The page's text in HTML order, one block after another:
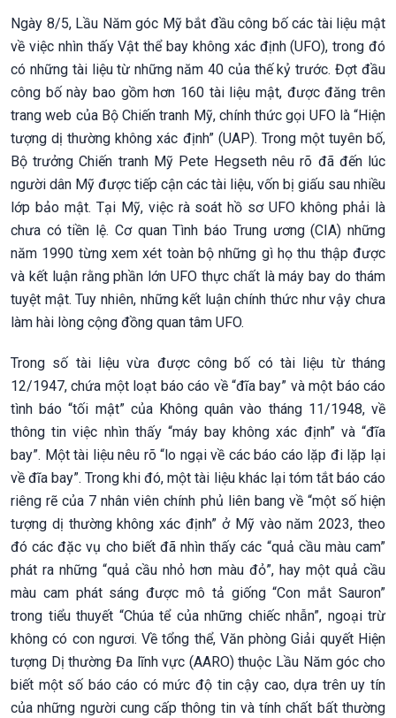
Ngày 8/5, Lầu Năm góc Mỹ bắt đầu công bố các tài liệu mật
về việc nhìn thấy Vật thể bay không xác định (UFO), trong đó
có những tài liệu từ những năm 40 của thế kỷ trước. Đợt đầu
công bố này bao gồm hơn 160 tài liệu mật, được đăng trên
trang web của Bộ Chiến tranh Mỹ, chính thức gọi UFO là “Hiện
tượng dị thường không xác định” (UAP). Trong một tuyên bố,
Bộ trưởng Chiến tranh Mỹ Pete Hegseth nêu rõ đã đến lúc
người dân Mỹ được tiếp cận các tài liệu, vốn bị giấu sau nhiều
lớp bảo mật. Tại Mỹ, việc rà soát hồ sơ UFO không phải là
chưa có tiền lệ. Cơ quan Tình báo Trung ương (CIA) những
năm 1990 từng xem xét toàn bộ những gì họ thu thập được
và kết luận rằng phần lớn UFO thực chất là máy bay do thám
tuyệt mật. Tuy nhiên, những kết luận chính thức như vậy chưa
làm hài lòng cộng đồng quan tâm UFO.
Trong số tài liệu vừa được công bố có tài liệu từ tháng
12/1947, chứa một loạt báo cáo về “đĩa bay” và một báo cáo
tình báo “tối mật” của Không quân vào tháng 11/1948, về
thông tin việc nhìn thấy “máy bay không xác định” và “đĩa
bay”. Một tài liệu nêu rõ “lo ngại về các báo cáo lặp đi lặp lại
về đĩa bay”. Trong khi đó, một tài liệu khác lại tóm tắt báo cáo
riêng rẽ của 7 nhân viên chính phủ liên bang về “một số hiện
tượng dị thường không xác định” ở Mỹ vào năm 2023, theo
đó các đặc vụ cho biết đã nhìn thấy các “quả cầu màu cam”
phát ra những “quả cầu nhỏ hơn màu đỏ”, hay một quả cầu
màu cam phát sáng được mô tả giống “Con mắt Sauron”
trong tiểu thuyết “Chúa tể của những chiếc nhẫn”, ngoại trừ
không có con ngươi. Về tổng thể, Văn phòng Giải quyết Hiện
tượng Dị thường Đa lĩnh vực (AARO) thuộc Lầu Năm góc cho
biết một số báo cáo có mức độ tin cậy cao, dựa trên uy tín
của những người cung cấp thông tin và tính chất bất thường